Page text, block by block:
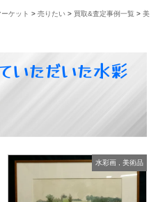
ケット > 売りたい> 買取&査定事例一覧 > 美
いただいた水彩
水彩画 , 美術品